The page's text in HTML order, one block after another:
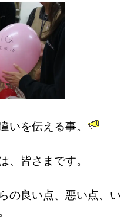
いを伝える事。
、皆さまです。
の良い点、悪い点、い